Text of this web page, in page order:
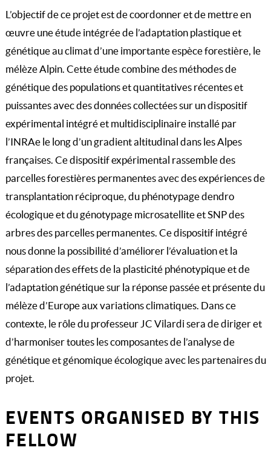
L’objectif de ce projet est de coordonner et de mettre en
œuvre une étude intégrée de l’adaptation plastique et
génétique au climat d’une importante espèce forestière, le
mélèze Alpin. Cette étude combine des méthodes de
génétique des populations et quantitatives récentes et
puissantes avec des données collectées sur un dispositif
expérimental intégré et multidisciplinaire installé par
l’INRAe le long d’un gradient altitudinal dans les Alpes
françaises. Ce dispositif expérimental rassemble des
parcelles forestières permanentes avec des expériences de
transplantation réciproque, du phénotypage dendro
écologique et du génotypage microsatellite et SNP des
arbres des parcelles permanentes. Ce dispositif intégré
nous donne la possibilité d’améliorer l’évaluation et la
séparation des effets de la plasticité phénotypique et de
l’adaptation génétique sur la réponse passée et présente du
mélèze d’Europe aux variations climatiques. Dans ce
contexte, le rôle du professeur JC Vilardi sera de diriger et
d’harmoniser toutes les composantes de l’analyse de
génétique et génomique écologique avec les partenaires du
projet.
EVENTS ORGANISED BY THIS
FELLOW